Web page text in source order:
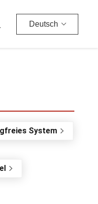
Deutsch
System